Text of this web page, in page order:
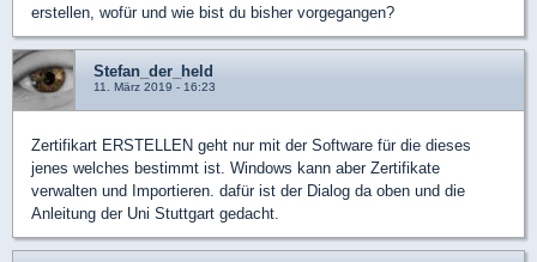
erstellen, wofür und wie bist du bisher vorgegangen?
Stefan_der_held
11. März 2019 - 16:23
Zertifikart ERSTELLEN geht nur mit der Software für die dieses
jenes welches bestimmt ist. Windows kann aber Zertifikate
verwalten und Importieren. dafür ist der Dialog da oben und die
Anleitung der Uni Stuttgart gedacht.